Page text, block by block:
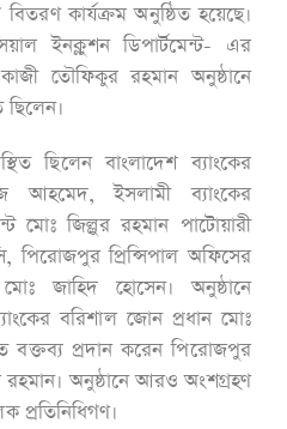
কার্যক্রম অনুষ্ঠিত হয়েছে।
ইনক্লুশন ডিপার্টমেন্ট- এর
তৌফিকুর রহমান অনুষ্ঠানে
ছিলেন।
ছিলেন বাংলাদেশ ব্যাংকের
আহমেদ, ইসলামী ব্যাংকের
মোঃ জিল্লুর রহমান পাটোয়ারী
পিরোজপুর প্রিন্সিপাল অফিসের
জাহিদ হোসেন। অনুষ্ঠানে
বরিশাল জোন প্রধান মোঃ
বক্তব্য প্রদান করেন পিরোজপুর
রহমান। অনুষ্ঠানে আরও অংশগ্রহণ
প্রতিনিধিগণ।